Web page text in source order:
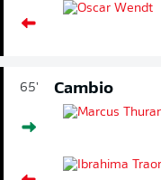
65' Cambio